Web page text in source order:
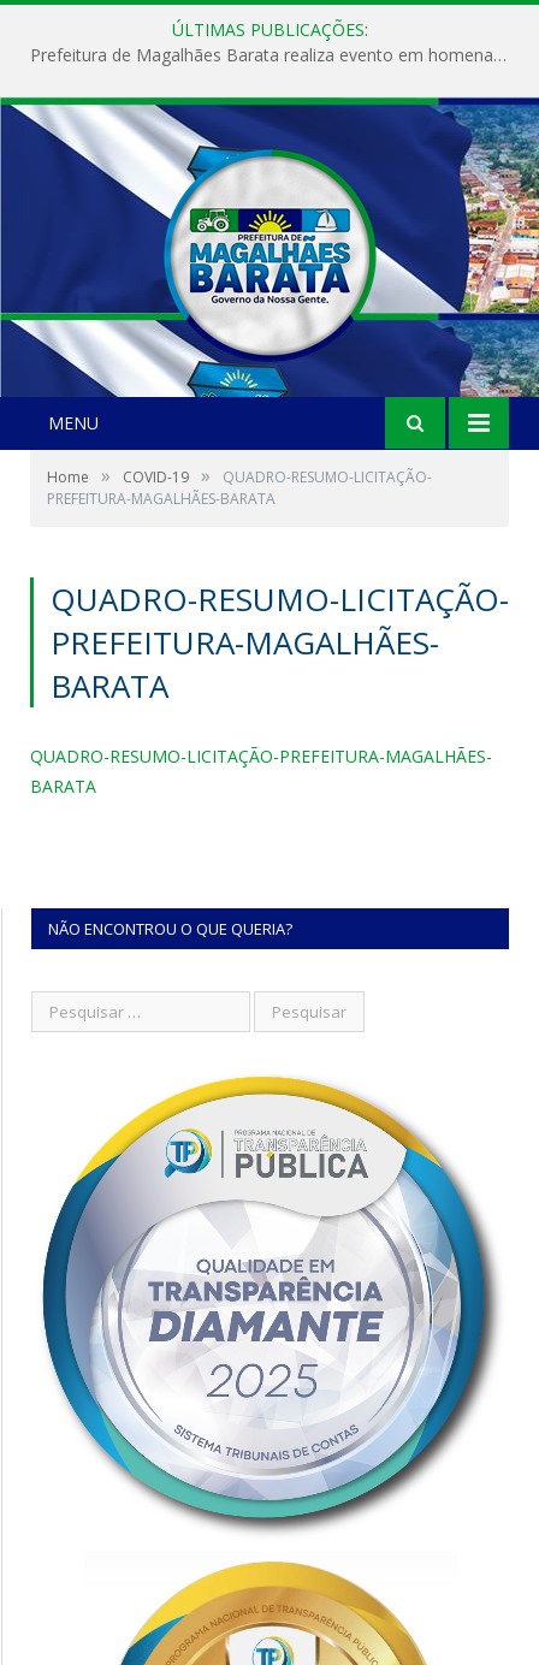
ÚLTIMAS PUBLICAÇÕES:
Prefeitura de Magalhães Barata realiza evento em homenagem ao Dia Internacional da Mulher
MENU
Home » COVID-19 »
QUADRO-RESUMO-LICITAÇÃO-
PREFEITURA-MAGALHÃES-BARATA
QUADRO-RESUMO-LICITAÇÃO-
PREFEITURA-MAGALHÃES-
BARATA
QUADRO-RESUMO-LICITAÇÃO-PREFEITURA-MAGALHÃES-
BARATA
NÃO ENCONTROU O QUE QUERIA?